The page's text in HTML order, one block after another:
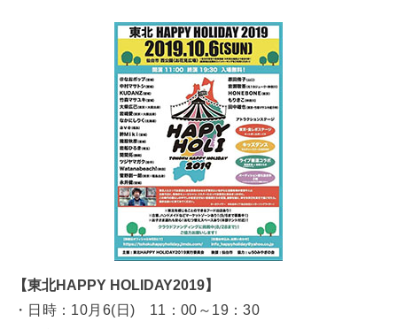
【東北HAPPY HOLIDAY2019】
・日時：10月6(日) 11：00～19：30